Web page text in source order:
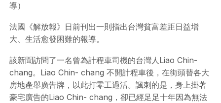
導）
法國《解放報》日前刊出一則指出台灣貧富差距日益增
大、生活愈發困難的報導。
該新聞訪問了一名曾為計程車司機的台灣人Liao Chin-
chang。Liao Chin- chang 不開計程車後，在街頭替各大
房地產舉廣告牌，以此打零工過活。諷刺的是，身上掛著
豪宅廣告的Liao Chin- chang，卻已經足足十年因為無法